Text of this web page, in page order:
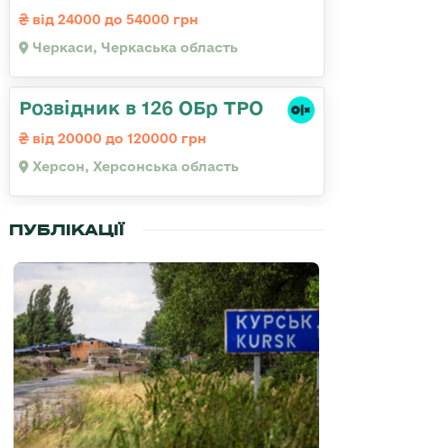
від 24000 до 54000 грн
Черкаси, Черкаська область
Розвідник в 126 ОБр ТРО
від 20000 до 120000 грн
Херсон, Херсонська область
ПУБЛІКАЦІЇ